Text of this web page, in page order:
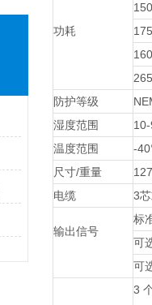
功耗
防护等级
湿度范围
温度范围
-
尺寸/重量
电缆
3
输出信号
标
可
可
3